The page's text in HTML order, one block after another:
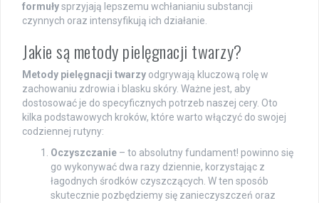
formułysprzyjają lepszemu wchłanianiu substancji
czynnych oraz intensyfikują ich działanie.
Jakie są metody pielęgnacji twarzy?
Metody pielęgnacji twarzy odgrywają kluczową rolę w
zachowaniu zdrowia i blasku skóry. Ważne jest, aby
dostosować je do specyficznych potrzeb naszej cery. Oto
kilka podstawowych kroków, które warto włączyć do swojej
codziennej rutyny:
Oczyszczanie – to absolutny fundament! powinno się
go wykonywać dwa razy dziennie, korzystając z
łagodnych środków czyszczących. W ten sposób
skutecznie pozbędziemy się zanieczyszczeń oraz